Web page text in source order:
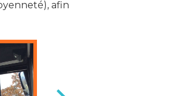
afin